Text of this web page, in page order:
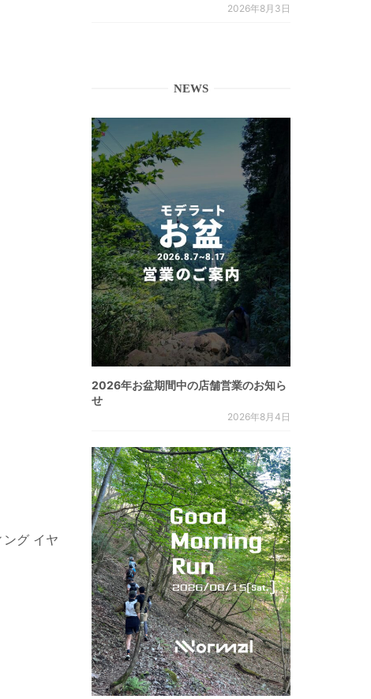
グ イヤ
2026年8月3日
NEWS
2026年お盆期間中の店舗営業のお知ら
せ
2026年8月4日